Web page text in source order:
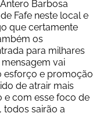
Barbosa
Fafe neste local e
que certamente
os
para milhares
vai
esforço e promoção
de atrair mais
e com esse foco de
todos sairão a